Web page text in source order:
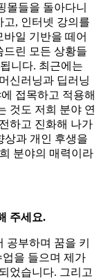
몰들을 돌아다니
고, 인터넷 강의를
일 기반을 떼어
드린 모든 상황들
니다. 최근에는
신러닝과 딥러닝
접목하고 적용해
것도 저희 분야 연
하고 진화해 나가
상과 개인 후생을
분야의 매력이라
주세요.
공부하며 꿈을 키
을 들으며 제가
었습니다. 그리고